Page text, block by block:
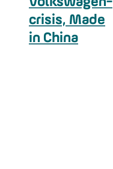
crisis, Made
in China